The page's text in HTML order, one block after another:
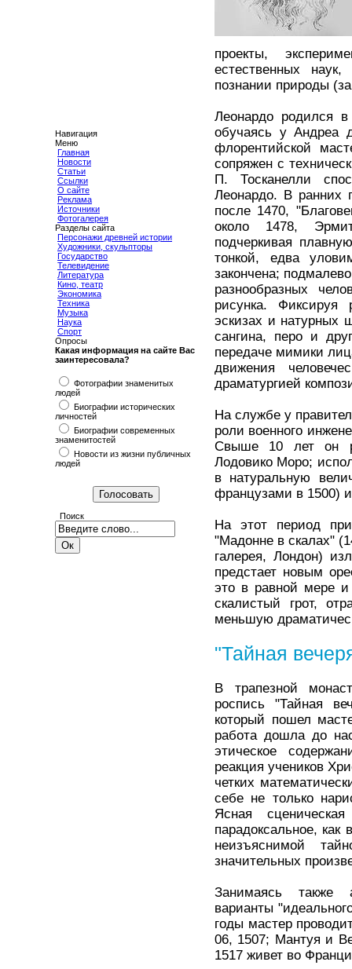
Навигация
Меню
Главная
Новости
Статьи
Ссылки
О сайте
Реклама
Источники
Фотогалерея
Разделы сайта
Персонажи древней истории
Художники, скульпторы
Государство
Телевидение
Литература
Кино, театр
Экономика
Техника
Музыка
Наука
Спорт
Опросы
Какая информация на сайте Вас
заинтересовала?
Фотографии знаменитых
людей
Биографии исторических
личностей
Биографии современных
знаменитостей
Новости из жизни публичных
людей
Поиск
проекты,
естественных
познании природы
Леонардо родился
обучаясь у Андреа
флорентийской
сопряжен с
П. Тосканелли
Леонардо. В ранних
после 1470,
около 1478,
подчеркивая
тонкой, едва
закончена;
разнообразных
рисунка. Фиксируя
эскизах и натурных
сангина, перо и
передаче мимики
движения
драматургией
На службе у
роли военного
Свыше 10 лет он
Лодовико Моро;
в натуральную
французами в 1500)
На этот период
"Мадонне в скалах"
галерея, Лондон)
предстает новым
это в равной мере и
скалистый грот,
меньшую
"Тайная
В трапезной
роспись "Тайная
который пошел
работа дошла до
этическое
реакция учеников
четких
себе не только
Ясная
парадоксальное, как
неизъяснимой
значительных
Занимаясь также
варианты
годы мастер
06, 1507; Мантуя и
1517 живет во